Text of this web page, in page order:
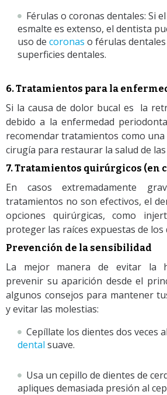
Férulas o coronas dentales: Si
esmalte es extenso, el dentista
uso de coronas o férulas
superficies dentales.
6. Tratamientos para la
Si la causa de dolor bucal es la
debido a la enfermedad
recomendar tratamientos como
cirugía para restaurar la salud de las
7. Tratamientos quirúrgicos (en
En casos extremadamente
tratamientos no son efectivos, el
opciones quirúrgicas, como
proteger las raíces expuestas de los
Prevención de la sensibilidad
La mejor manera de evitar la
prevenir su aparición desde el
algunos consejos para mantener
y evitar las molestias:
Cepíllate los dientes dos veces
dental suave.
Usa un cepillo de dientes de
apliques demasiada presión al